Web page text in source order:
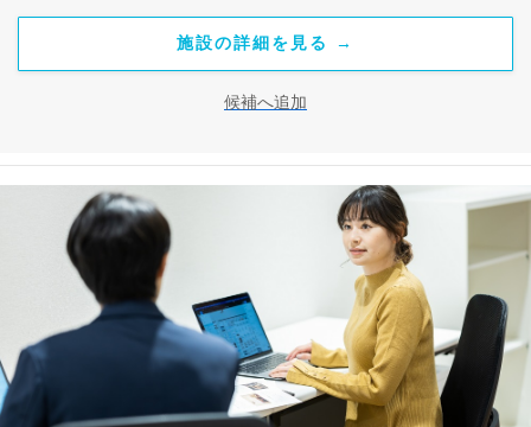
施設の詳細を見る →
候補へ追加